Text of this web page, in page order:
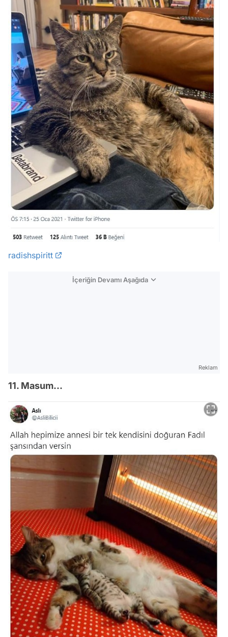
radishspiritt
İçeriğin Devamı Aşağıda
Reklam
11. Masum...